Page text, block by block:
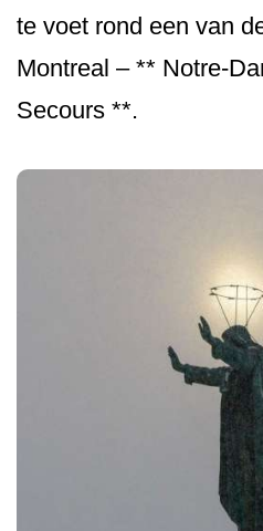
te voet rond een van
Montreal – ** Notre-
Secours **.